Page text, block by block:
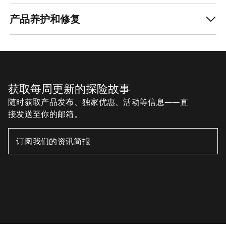
产品养护和修复
获取每周更新的探险故事
随时获取产品发布、独家优惠、活动等信息——直
接发送至你的邮箱。